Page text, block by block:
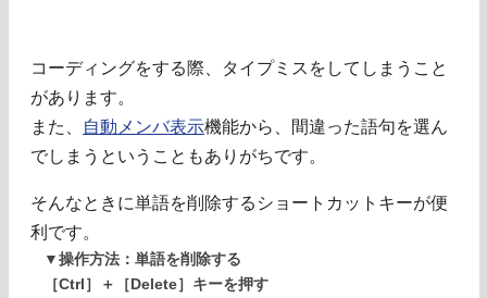
コーディングをする際、タイプミスをしてしまうこと
があります。
また、
自動メンバ表示機能から、間違った語句を選ん
でしまうということもありがちです。
そんなときに単語を削除するショートカットキーが便
利です。
▼操作方法：単語を削除する
［Ctrl］＋［Delete］キーを押す